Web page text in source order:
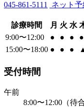
045-861-5111 ネット予
診療時間 月 火 水
9:00〜12:00
● ● ● ●
15:00〜18:00 ● ● ●
受付時間
午前
8:00〜12:00（待